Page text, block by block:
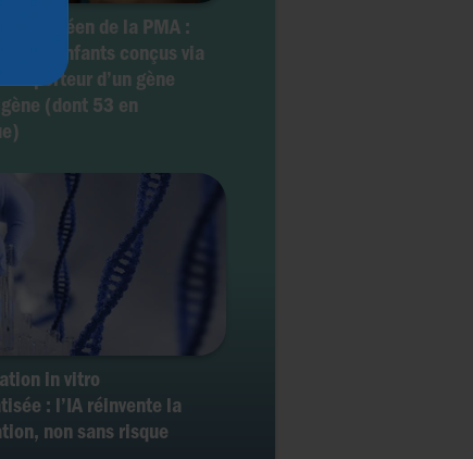
européen de la PMA :
197 enfants conçus via
porteur d’un gène
(dont 53 en
in vitro
: l’IA réinvente la
non sans risque